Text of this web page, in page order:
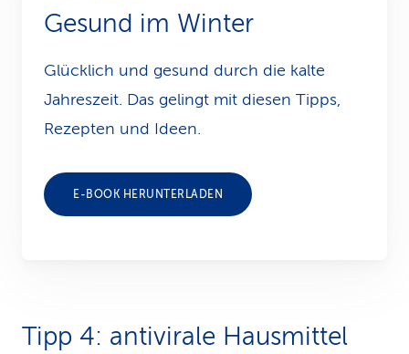
Gesund im Winter
Glücklich und gesund durch die kalte
Jahreszeit. Das gelingt mit diesen Tipps,
Rezepten und Ideen.
E-BOOK HERUNTERLADEN
Tipp 4: antivirale Hausmittel